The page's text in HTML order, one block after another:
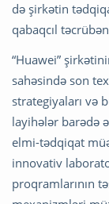
də şirkətin
qabaqcıl
“Huawei”
sahəsində son
strategiyaları və
layihələr barədə
elmi-tədqiqat
innovativ
proqramlarının